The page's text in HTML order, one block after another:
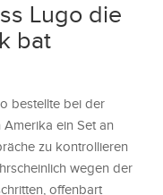
Lugo die
bat
bestellte bei der
ein Set an
zu kontrollieren
wegen der
offenbart